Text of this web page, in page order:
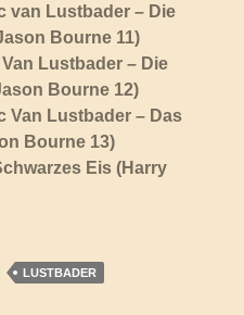
van Lustbader – Die
Bourne 11)
Lustbader – Die
Bourne 12)
Van Lustbader – Das
Bourne 13)
Eis (Harry
LUSTBADER